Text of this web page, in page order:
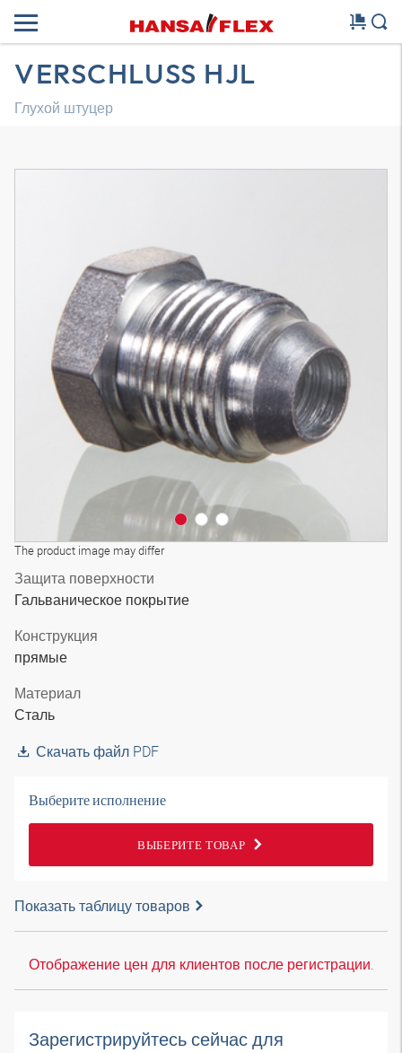
VERSCHLUSS HJL
Глухой штуцер
The product image may differ
Трехмерная модель
Защита поверхности
Гальваническое покрытие
Конструкция
прямые
Материал
Сталь
Скачать файл PDF
Выберите исполнение
ВЫБЕРИТЕ ТОВАР
Показать таблицу товаров
Отображение цен для клиентов после регистрации.
Зарегистрируйтесь сейчас для